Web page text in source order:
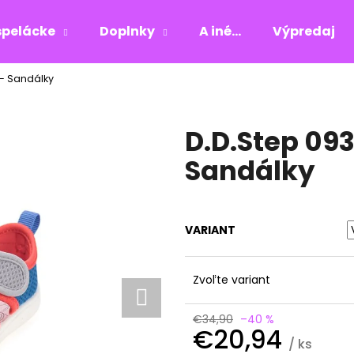
Doplnky A iné... Výpredaj
- Sandálky
D.D.Step
Sandálky
VARIANT
Zvoľte variant
€34,90 –40 %
€20,94 / ks
Čo potrebujete nájsť?
HĽADAŤ